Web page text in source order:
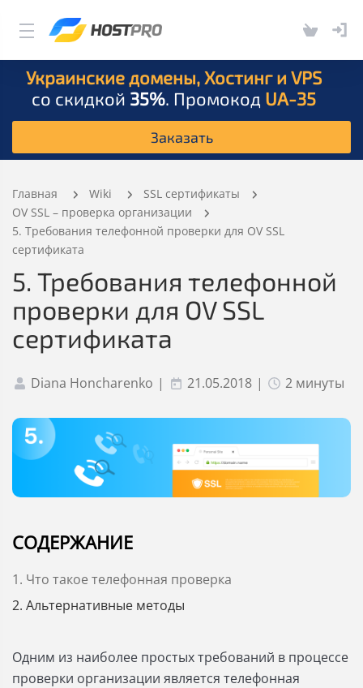
Украинские домены, Хостинг и VPS
со скидкой 35%. Промокод UA-35
Заказать
Главная Wiki
SSL сертификаты
OV SSL – проверка организации
5. Требования телефонной проверки для OV SSL
сертификата
5. Требования телефонной
проверки для OV SSL
сертификата
Diana Honcharenko | 21.05.2018 | 2 минуты
СОДЕРЖАНИЕ
1. Что такое телефонная проверка
2. Альтернативные методы
Одним из наиболее простых требований в процессе
проверки организации является телефонная